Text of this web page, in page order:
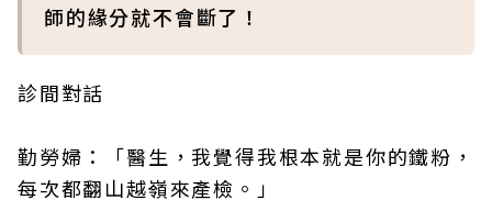
師的緣分就不會斷了！
診間對話
勤勞婦：「醫生，我覺得我根本就是你的鐵粉，
每次都翻山越嶺來產檢。」